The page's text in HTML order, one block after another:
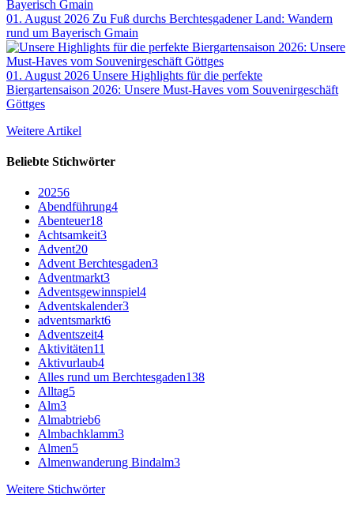
01. August 2026 Zu Fuß durchs Berchtesgadener Land: Wandern
rund um Bayerisch Gmain
01. August 2026 Unsere Highlights für die perfekte
Biergartensaison 2026: Unsere Must-Haves vom Souvenirgeschäft
Göttges
Weitere Artikel
Beliebte Stichwörter
20256
Abendführung4
Abenteuer18
Achtsamkeit3
Advent20
Advent Berchtesgaden3
Adventmarkt3
Adventsgewinnspiel4
Adventskalender3
adventsmarkt6
Adventszeit4
Aktivitäten11
Aktivurlaub4
Alles rund um Berchtesgaden138
Alltag5
Alm3
Almabtrieb6
Almbachklamm3
Almen5
Almenwanderung Bindalm3
Weitere Stichwörter